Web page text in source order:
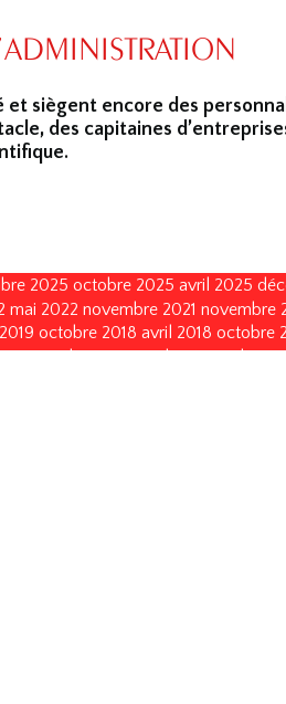
et siègent encore des
des capitaines
2025 octobre 2025 avril 2025
mai 2022 novembre 2021 novembre
octobre 2018 avril 2018 octobre
septembre 2013 avril 2013 avril 2013